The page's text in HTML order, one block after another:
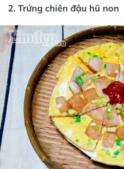
2. Trứng chiên đậu hũ non